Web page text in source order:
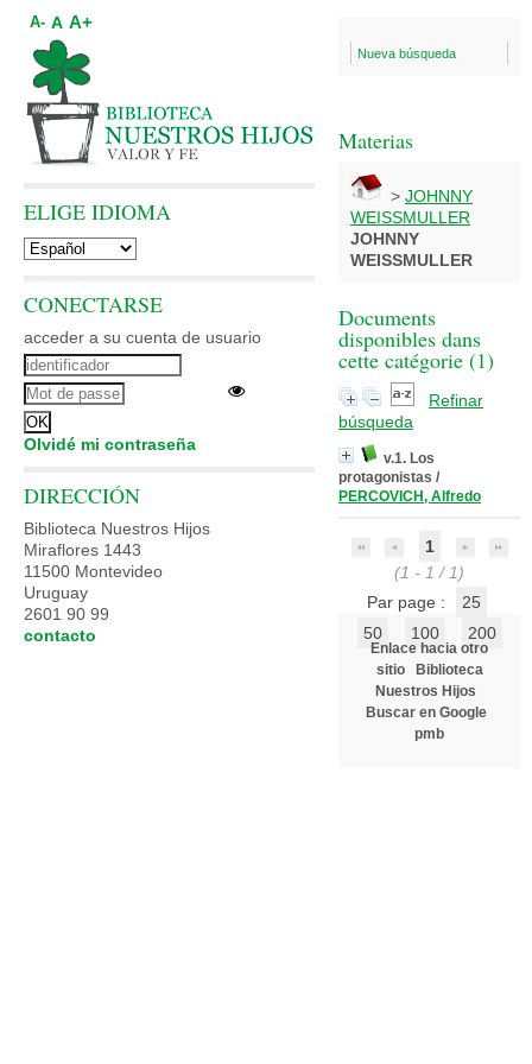
Nueva búsqueda
Materias
> JOHNNY
WEISSMULLER
JOHNNY
WEISSMULLER
Documents
disponibles dans
cette catégorie (1)
Refinar
búsqueda
v.1. Los
protagonistas /
PERCOVICH, Alfredo
1
(1 - 1 / 1)
Par page :
25
50
100 200
Enlace hacia otro
sitio
Biblioteca
Nuestros Hijos
Buscar en Google
pmb
A- A A+
ELIGE IDIOMA
CONECTARSE
acceder a su cuenta de usuario
Olvidé mi contraseña
DIRECCIÓN
Biblioteca Nuestros Hijos
Miraflores 1443
11500 Montevideo
Uruguay
2601 90 99
contacto